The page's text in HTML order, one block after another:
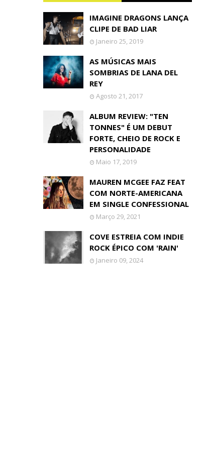
IMAGINE DRAGONS LANÇA
CLIPE DE BAD LIAR
Janeiro 25, 2019
AS MÚSICAS MAIS
SOMBRIAS DE LANA DEL
REY
Agosto 21, 2017
ALBUM REVIEW: "TEN
TONNES" É UM DEBUT
FORTE, CHEIO DE ROCK E
PERSONALIDADE
Maio 17, 2019
MAUREN MCGEE FAZ FEAT
COM NORTE-AMERICANA
EM SINGLE CONFESSIONAL
Março 29, 2021
COVE ESTREIA COM INDIE
ROCK ÉPICO COM 'RAIN'
Janeiro 09, 2024